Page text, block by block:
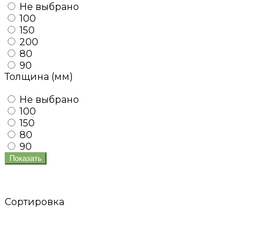
Не выбрано
100
150
200
80
90
Толщина (мм)
Не выбрано
100
150
80
90
Показать
Сортировка